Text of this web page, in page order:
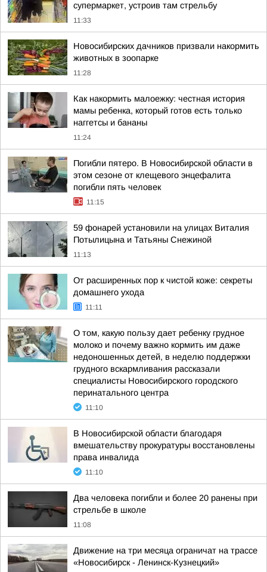
супермаркет, устроив там стрельбу
11:33
Новосибирских дачников призвали накормить
животных в зоопарке
11:28
Как накормить малоежку: честная история
мамы ребенка, который готов есть только
наггетсы и бананы
11:24
Погибли пятеро. В Новосибирской области в
этом сезоне от клещевого энцефалита
погибли пять человек
11:15
59 фонарей установили на улицах Виталия
Потылицына и Татьяны Снежиной
11:13
От расширенных пор к чистой коже: секреты
домашнего ухода
11:11
О том, какую пользу дает ребенку грудное
молоко и почему важно кормить им даже
недоношенных детей, в неделю поддержки
грудного вскармливания рассказали
специалисты Новосибирского городского
перинатального центра
11:10
В Новосибирской области благодаря
вмешательству прокуратуры восстановлены
права инвалида
11:10
Два человека погибли и более 20 ранены при
стрельбе в школе
11:08
Движение на три месяца ограничат на трассе
«Новосибирск - Ленинск-Кузнецкий»